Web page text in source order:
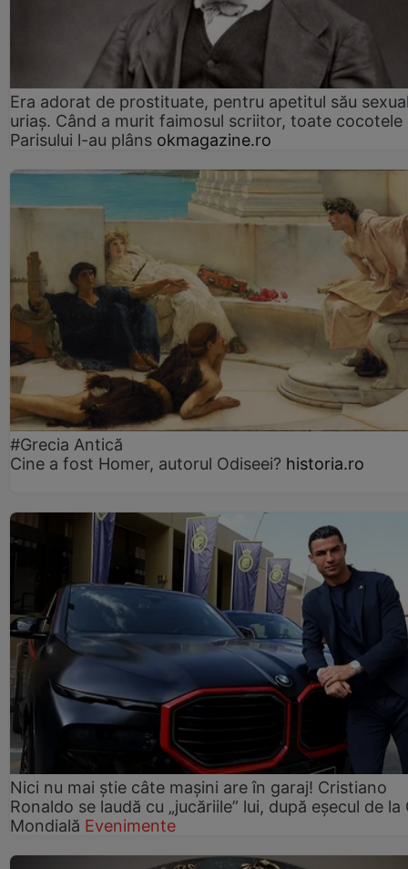
Era adorat de prostituate, pentru apetitul său
uriaș. Când a murit faimosul scriitor, toate cocotele
Parisului l-au plâns okmagazine.ro
#Grecia Antică
Cine a fost Homer, autorul Odiseei? historia.ro
Nici nu mai știe câte mașini are în garaj! Cristiano
Ronaldo se laudă cu „jucăriile” lui, după eșecul de la
Mondială Evenimente